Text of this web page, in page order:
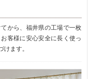
から、福井県の工場で一枚
客様に安心安全に長く使っ
ます。